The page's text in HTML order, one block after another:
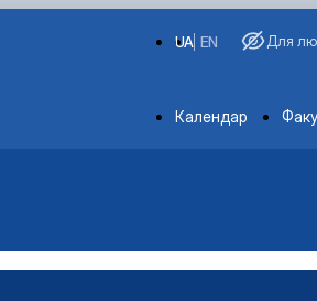
EN
UA Для
Departments
Календар